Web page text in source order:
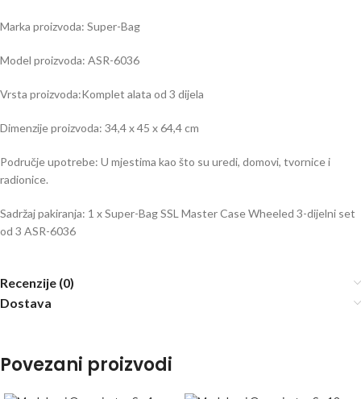
Marka proizvoda: Super-Bag
Model proizvoda: ASR-6036
Vrsta proizvoda:Komplet alata od 3 dijela
Dimenzije proizvoda: 34,4 x 45 x 64,4 cm
Područje upotrebe: U mjestima kao što su uredi, domovi, tvornice i
radionice.
Sadržaj pakiranja: 1 x Super-Bag SSL Master Case Wheeled 3-dijelni set
od 3 ASR-6036
Recenzije (0)
Dostava
Povezani proizvodi